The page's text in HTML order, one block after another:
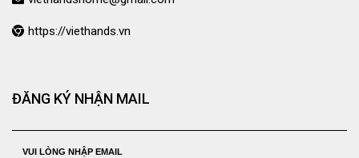
https://viethands.vn
ĐĂNG KÝ NHẬN MAIL
VUI LÒNG NHẬP EMAIL